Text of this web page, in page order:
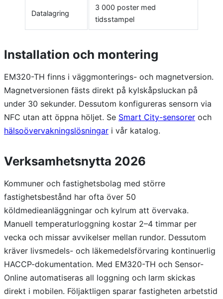
Datalagring
3 000 poster med
tidsstampel
Installation och montering
EM320-TH finns i väggmonterings- och magnetversion.
Magnetversionen fästs direkt på kylskåpsluckan på
under 30 sekunder. Dessutom konfigureras sensorn via
NFC utan att öppna höljet. Se Smart City-sensorer och
hälsoövervakningslösningar i vår katalog.
Verksamhetsnytta 2026
Kommuner och fastighetsbolag med större
fastighetsbestånd har ofta över 50
köldmedieanläggningar och kylrum att övervaka.
Manuell temperaturloggning kostar 2–4 timmar per
vecka och missar avvikelser mellan rundor. Dessutom
kräver livsmedels- och läkemedelsförvaring kontinuerlig
HACCP-dokumentation. Med EM320-TH och Sensor-
Online automatiseras all loggning och larm skickas
direkt i mobilen. Följaktligen sparar fastigheten arbetstid